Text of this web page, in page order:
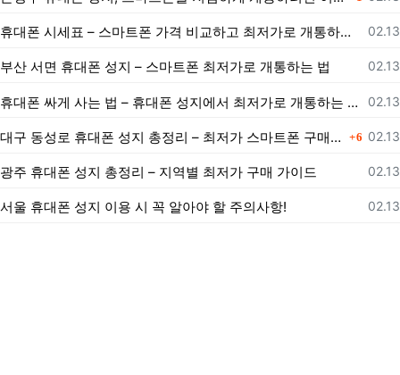
등록
02.13
휴대폰 시세표 – 스마트폰 가격 비교하고 최저가로 개통하는 법
등록
02.13
부산 서면 휴대폰 성지 – 스마트폰 최저가로 개통하는 법
등록
02.13
휴대폰 싸게 사는 법 – 휴대폰 성지에서 최저가로 개통하는 노하우
등록
02.13
대구 동성로 휴대폰 성지 총정리 – 최저가 스마트폰 구매 가이드 댓글
6
등록
02.13
광주 휴대폰 성지 총정리 – 지역별 최저가 구매 가이드
등록
02.13
서울 휴대폰 성지 이용 시 꼭 알아야 할 주의사항!